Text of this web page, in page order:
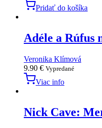
Pridať do košíka
Adéle a Rúfus
Veronika Klímová
9.90 € Vypredané
Viac info
Nick Cave: